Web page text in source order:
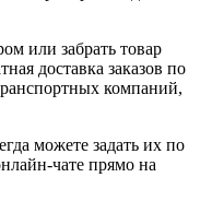
или забрать товар
доставка заказов по
компаний,
можете задать их по
чате прямо на